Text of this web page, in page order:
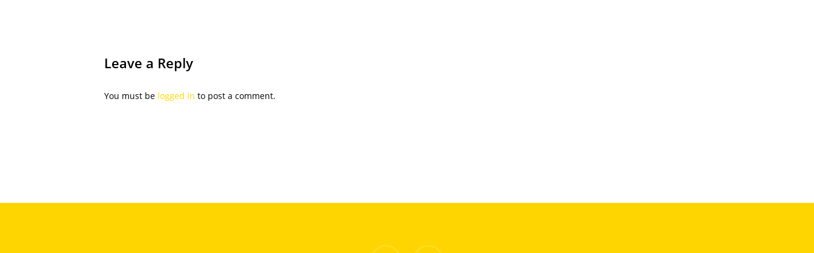
Leave a Reply
You must be logged in to post a comment.